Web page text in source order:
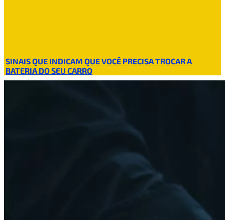
SINAIS QUE INDICAM QUE VOCÊ PRECISA TROCAR A
BATERIA DO SEU CARRO